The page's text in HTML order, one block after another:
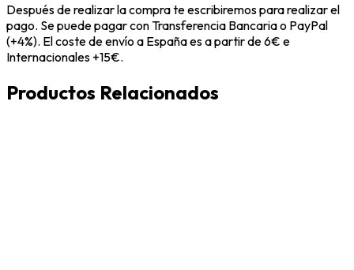
Después de realizar la compra te escribiremos para realizar el
pago. Se puede pagar con Transferencia Bancaria o PayPal
(+4%). El coste de envío a España es a partir de 6€ e
Internacionales +15€.
Productos Relacionados